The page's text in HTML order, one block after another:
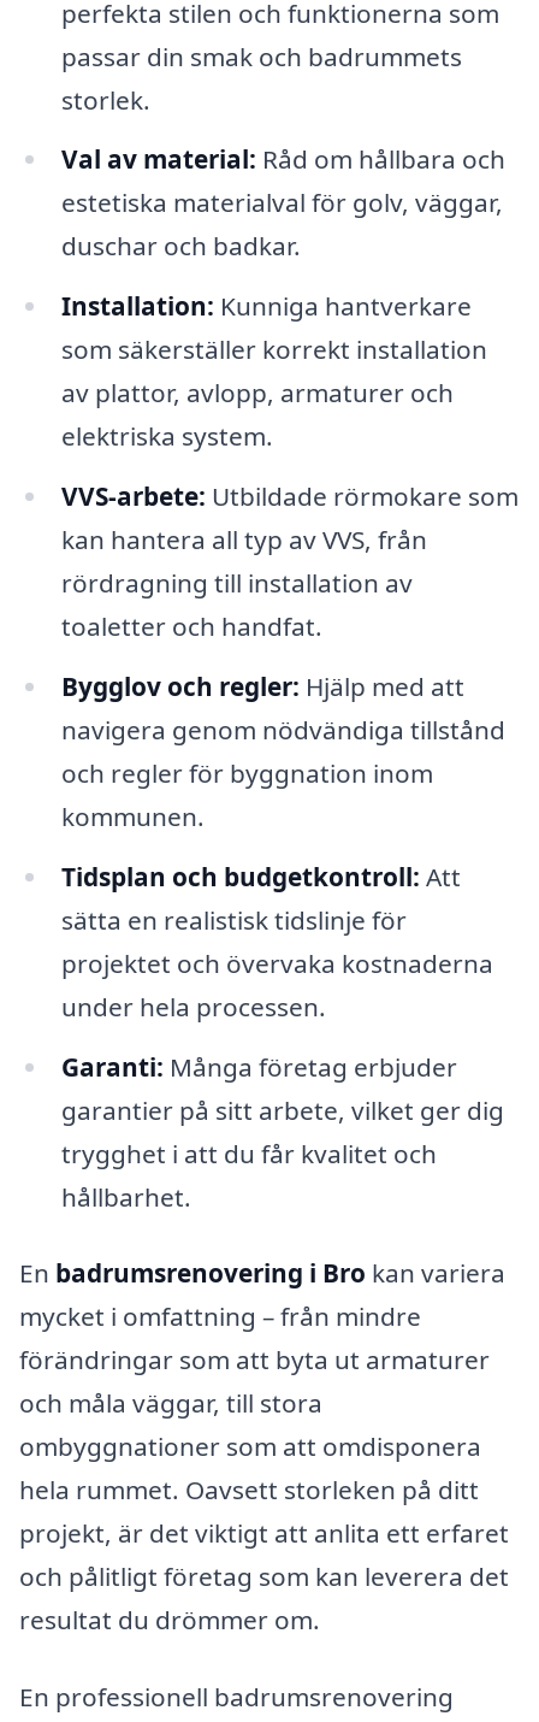
perfekta stilen och funktionerna som
passar din smak och badrummets
storlek.
Val av material: Råd om hållbara och
estetiska materialval för golv, väggar,
duschar och badkar.
Installation: Kunniga hantverkare
som säkerställer korrekt installation
av plattor, avlopp, armaturer och
elektriska system.
VVS-arbete: Utbildade rörmokare som
kan hantera all typ av VVS, från
rördragning till installation av
toaletter och handfat.
Bygglov och regler: Hjälp med att
navigera genom nödvändiga tillstånd
och regler för byggnation inom
kommunen.
Tidsplan och budgetkontroll: Att
sätta en realistisk tidslinje för
projektet och övervaka kostnaderna
under hela processen.
Garanti: Många företag erbjuder
garantier på sitt arbete, vilket ger dig
trygghet i att du får kvalitet och
hållbarhet.
En badrumsrenovering i Bro kan variera
mycket i omfattning – från mindre
förändringar som att byta ut armaturer
och måla väggar, till stora
ombyggnationer som att omdisponera
hela rummet. Oavsett storleken på ditt
projekt, är det viktigt att anlita ett erfaret
och pålitligt företag som kan leverera det
resultat du drömmer om.
En professionell badrumsrenovering